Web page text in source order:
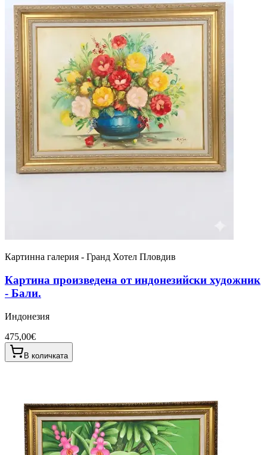
Картинна галерия - Гранд Хотел Пловдив
Картина произведена от индонезийски художник
- Бали.
Индонезия
475,00€
В количката